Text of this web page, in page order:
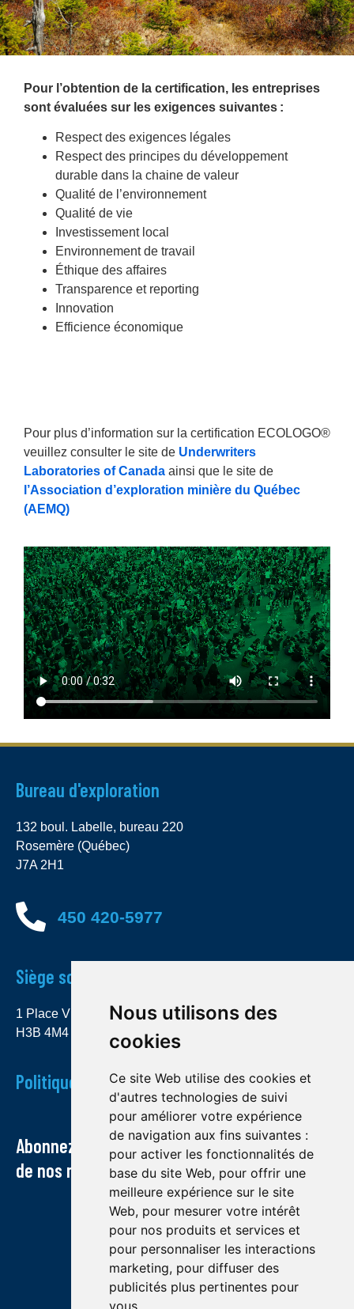
Nous utilisons des
cookies
Ce site Web utilise des cookies et
d'autres technologies de suivi
pour améliorer votre expérience
de navigation aux fins suivantes :
pour activer les fonctionnalités de
base du site Web, pour offrir une
meilleure expérience sur le site
Web, pour mesurer votre intérêt
pour nos produits et services et
pour personnaliser les interactions
marketing, pour diffuser des
publicités plus pertinentes pour
vous.
Pour l’obtention de la certification, les entreprises
sont évaluées sur les exigences suivantes :
Respect des exigences légales
Respect des principes du développement
durable dans la chaine de valeur
Qualité de l’environnement
Qualité de vie
Investissement local
Environnement de travail
Éthique des affaires
Transparence et reporting
Innovation
Efficience économique
Pour plus d’information sur la certification ECOLOGO®
veuillez consulter le site de Underwriters
Laboratories of Canada ainsi que le site de
l’Association d’exploration minière du Québec
(AEMQ)
Bureau d'exploration
132 boul. Labelle, bureau 220
Rosemère (Québec)
J7A 2H1
450 420-5977
Siège social
1 Place Ville Marie, bureau 4000 Montréal (Québec)
H3B 4M4
Politique de confidentialité
Abonnez-vous à notre infolettre et recevez
de nos nouvelles par courriel